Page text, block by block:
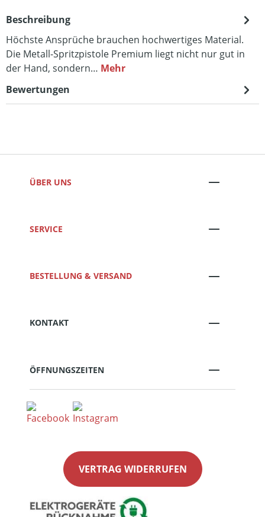
Beschreibung
Höchste Ansprüche brauchen hochwertiges Material.
Die Metall-Spritzpistole Premium liegt nicht nur gut in
der Hand, sondern… Mehr
Bewertungen
ÜBER UNS
SERVICE
BESTELLUNG & VERSAND
KONTAKT
ÖFFNUNGSZEITEN
VERTRAG WIDERRUFEN